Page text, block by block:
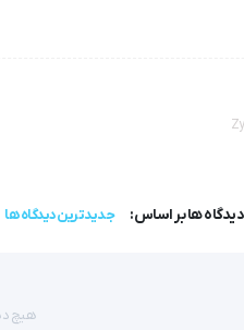
بالا می‌لرزد و آب را بدون نیاز
ها بر اساس: جدیدترین دیدگاه ها
هیچ